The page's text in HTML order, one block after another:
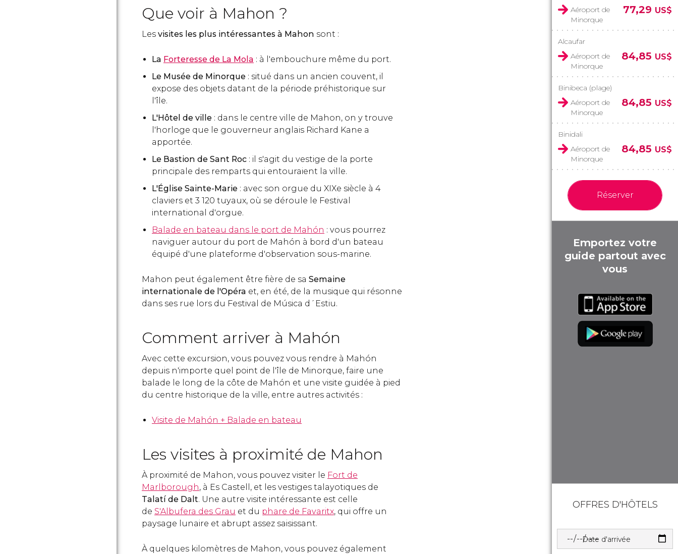
Que voir à Mahon ?
Les visites les plus intéressantes à Mahon sont :
La Forteresse de La Mola : à l'embouchure même du port.
Le Musée de Minorque : situé dans un ancien couvent, il
expose des objets datant de la période préhistorique sur
l'île.
L'Hôtel de ville : dans le centre ville de Mahon, on y trouve
l'horloge que le gouverneur anglais Richard Kane a
apportée.
Le Bastion de Sant Roc : il s'agit du vestige de la porte
principale des remparts qui entouraient la ville.
L'Église Sainte-Marie : avec son orgue du XIXe siècle à 4
claviers et 3 120 tuyaux, où se déroule le Festival
international d'orgue.
Balade en bateau dans le port de Mahón : vous pourrez
naviguer autour du port de Mahón à bord d'un bateau
équipé d'une plateforme d'observation sous-marine.
Mahon peut également être fière de sa Semaine
internationale de l'Opéra et, en été, de la musique qui résonne
dans ses rue lors du Festival de Música d´Estiu.
Comment arriver à Mahón
Avec cette excursion, vous pouvez vous rendre à Mahón
depuis n'importe quel point de l'île de Minorque, faire une
balade le long de la côte de Mahón et une visite guidée à pied
du centre historique de la ville, entre autres activités :
Visite de Mahón + Balade en bateau
Les visites à proximité de Mahon
À proximité de Mahon, vous pouvez visiter le Fort de
Marlborough, à Es Castell, et les vestiges talayotiques de
Talatí de Dalt. Une autre visite intéressante est celle
de S'Albufera des Grau et du phare de Favaritx, qui offre un
paysage lunaire et abrupt assez saisissant.
À quelques kilomètres de Mahon, vous pouvez également
Aéroport de
Minorque
77,29 US$
Alcaufar
Aéroport de
Minorque
84,85 US$
Binibeca (plage)
Aéroport de
Minorque
84,85 US$
Binidali
Aéroport de
Minorque
84,85 US$
Réserver
Emportez votre
guide partout avec
vous
OFFRES D'HÔTELS
Date d'arrivée